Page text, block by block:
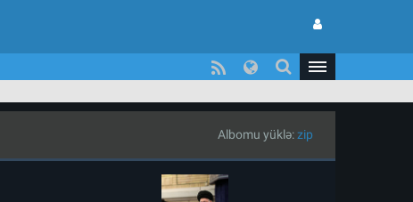
Albomu yüklə:zip